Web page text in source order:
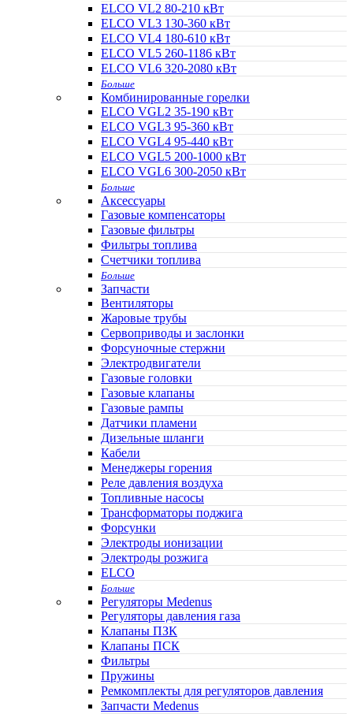
ELCO VL2 80-210 кВт
ELCO VL3 130-360 кВт
ELCO VL4 180-610 кВт
ELCO VL5 260-1186 кВт
ELCO VL6 320-2080 кВт
Больше
Комбинированные горелки
ELCO VGL2 35-190 кВт
ELCO VGL3 95-360 кВт
ELCO VGL4 95-440 кВт
ELCO VGL5 200-1000 кВт
ELCO VGL6 300-2050 кВт
Больше
Аксессуары
Газовые компенсаторы
Газовые фильтры
Фильтры топлива
Счетчики топлива
Больше
Запчасти
Вентиляторы
Жаровые трубы
Сервоприводы и заслонки
Форсуночные стержни
Электродвигатели
Газовые головки
Газовые клапаны
Газовые рампы
Датчики пламени
Дизельные шланги
Кабели
Менеджеры горения
Реле давления воздуха
Топливные насосы
Трансформаторы поджига
Форсунки
Электроды ионизации
Электроды розжига
ELCO
Больше
Регуляторы Medenus
Регуляторы давления газа
Клапаны ПЗК
Клапаны ПСК
Фильтры
Пружины
Ремкомплекты для регуляторов давления
Запчасти Medenus